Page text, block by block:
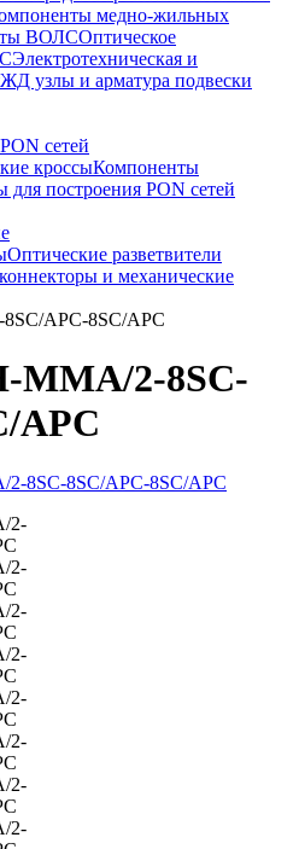
медно-жильных
ВОЛСОптическое
Электротехническая и
ЖД узлы и арматура подвески
сетей
кроссыКомпоненты
для построения PON сетей
Оптические разветвители
и механические
APC-8SC/APC
ММА/2-8SC-
APC